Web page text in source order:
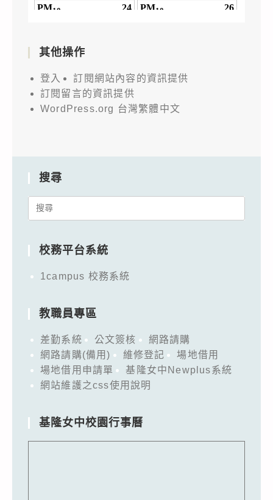
其他操作
登入
訂閱網站內容的資訊提供
訂閱留言的資訊提供
WordPress.org 台灣繁體中文
搜尋
Search
校務平台系統
1campus 校務系統
教職員專區
差勤系統 公文簽核
網路請購
網路請購(備用)
維修登記
場地借用
場地借用申請單
基隆女中Newplus系統
網站維護之css使用說明
基隆女中校園行事曆